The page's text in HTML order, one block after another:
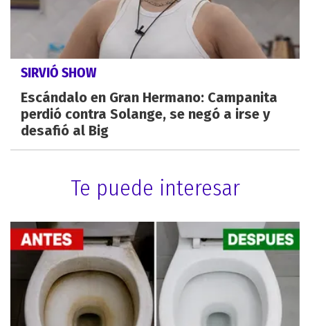
SIRVIÓ SHOW
Escándalo en Gran Hermano: Campanita
perdió contra Solange, se negó a irse y
desafió al Big
Te puede interesar